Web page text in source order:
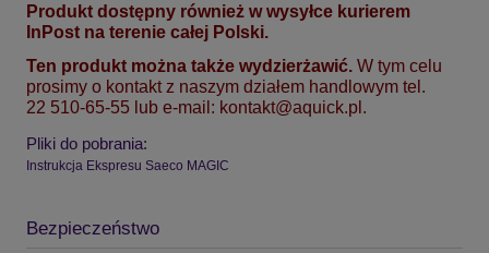
Produkt dostępny również w wysyłce kurierem
InPost na terenie całej Polski.
Ten produkt można także wydzierżawić. W tym celu
prosimy o kontakt z naszym działem handlowym tel.
22 510-65-55 lub e-mail: kontakt@aquick.pl .
Pliki do pobrania:
Instrukcja Ekspresu Saeco MAGIC
Bezpieczeństwo